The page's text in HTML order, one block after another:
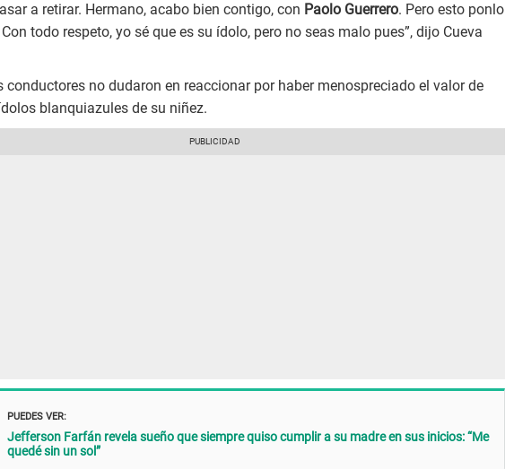
a retirar. Hermano, acabo bien contigo, con Paolo Guerrero. Pero esto ponlo
todo respeto, yo sé que es su ídolo, pero no seas malo pues”, dijo Cueva
conductores no dudaron en reaccionar por haber menospreciado el valor de
blanquiazules de su niñez.
PUEDES VER:
Jefferson Farfán revela sueño que siempre quiso cumplir a su madre en sus inicios: “Me
quedé sin un sol”